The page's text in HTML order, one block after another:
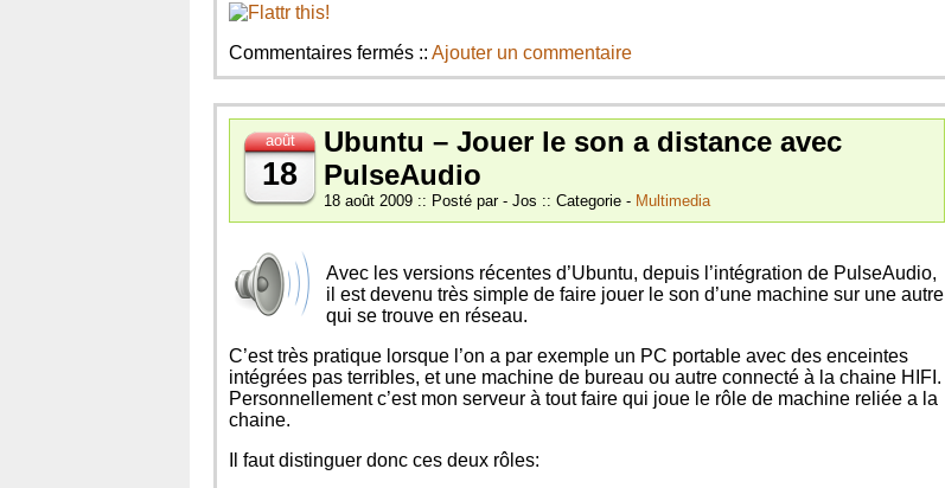
Commentaires ferméssur
Changer
serveur
pulseaudio
en
ligne
de
commande
:: Ajouter un commentaire
août
18
Ubuntu – Jouer le son a distance avec
PulseAudio
18 août 2009 :: Posté par - Jos :: Categorie - Multimedia
Avec les versions récentes d’Ubuntu, depuis l’intégration de PulseAudio,
il est devenu très simple de faire jouer le son d’une machine sur une autre
qui se trouve en réseau.
C’est très pratique lorsque l’on a par exemple un PC portable avec des enceintes
intégrées pas terribles, et une machine de bureau ou autre connecté à la chaine HIFI.
Personnellement c’est mon serveur à tout faire qui joue le rôle de machine reliée a la
chaine.
Il faut distinguer donc ces deux rôles: